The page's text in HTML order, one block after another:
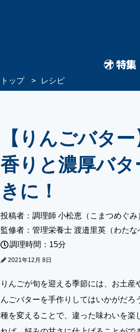
トップ レシピ
【りんごバタ
香りと濃厚バ
きに！
投稿者：調理師 小松恵（こまつめぐみ
監修者：管理栄養士 渡邉里英（わたな
調理時間：15分
2021年12月 8日
りんごが旬を迎える季節には、お土産
んごバターを手作りしてはいかがだろ
種を変えることで、違った味わいを楽